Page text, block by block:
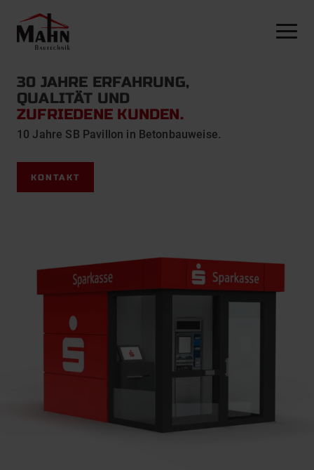
30 JAHRE ERFAHRUNG,
QUALITÄT UND
ZUFRIEDENE KUNDEN.
10 Jahre SB Pavillon in Betonbauweise.
KONTAKT
ALLES AUS EINER HAND
MODELLREIHE I
MODELLREIHE III
RUND UM IHRE FILIALE
SICHERHEIT & FILIALABSICHERUNG